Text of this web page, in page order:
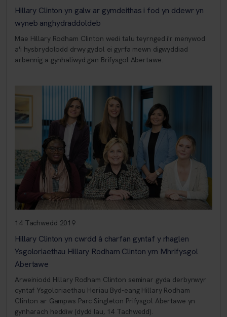
Hillary Clinton yn galw ar gymdeithas i fod yn ddewr yn
wyneb anghydraddoldeb
Mae Hillary Rodham Clinton wedi talu teyrnged i'r menywod
a'i hysbrydolodd drwy gydol ei gyrfa mewn digwyddiad
arbennig a gynhaliwyd gan Brifysgol Abertawe.
14 Tachwedd 2019
Hillary Clinton yn cwrdd â charfan gyntaf y rhaglen
Ysgoloriaethau Hillary Rodham Clinton ym Mhrifysgol
Abertawe
Arweiniodd Hillary Rodham Clinton seminar gyda derbynwyr
cyntaf Ysgoloriaethau Heriau Byd-eang Hillary Rodham
Clinton ar Gampws Parc Singleton Prifysgol Abertawe yn
gynharach heddiw (dydd Iau, 14 Tachwedd).